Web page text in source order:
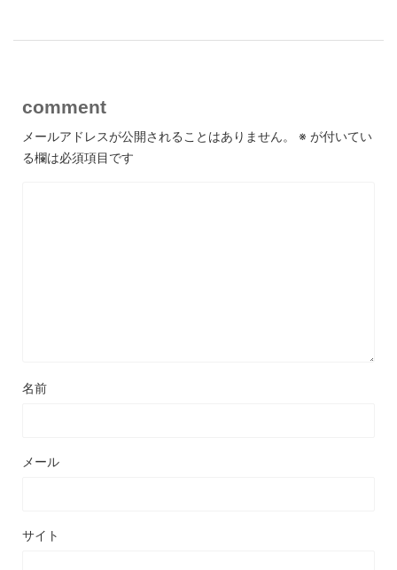
comment
メールアドレスが公開されることはありません。 ※ が付いてい
る欄は必須項目です
名前
メール
サイト